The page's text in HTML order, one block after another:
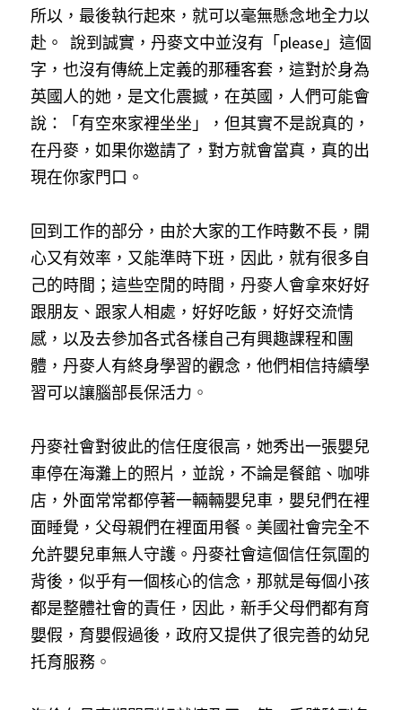
所以，最後執行起來，就可以毫無懸念地全力以
赴。
說到誠實，丹麥文中並沒有「please」這個
字，也沒有傳統上定義的那種客套，這對於身為
英國人的她，是文化震撼，在英國，人們可能會
說：「有空來家裡坐坐」，但其實不是說真的，
在丹麥，如果你邀請了，對方就會當真，真的出
現在你家門口。
回到工作的部分，由於大家的工作時數不長，開
心又有效率，又能準時下班，因此，就有很多自
己的時間；這些空閒的時間，丹麥人會拿來好好
跟朋友、跟家人相處，好好吃飯，好好交流情
感，以及去參加各式各樣自己有興趣課程和團
體，丹麥人有終身學習的觀念，他們相信持續學
習可以讓腦部長保活力 。
丹麥社會對彼此的信任度很高，她秀出一張嬰兒
車停在海灘上的照片，並說，不論是餐館、咖啡
店，外面常常都停著一輛輛嬰兒車，嬰兒們在裡
面睡覺，父母親們在裡面用餐。美國社會完全不
允許嬰兒車無人守護。丹麥社會這個信任氛圍的
背後，似乎有一個核心的信念，那就是每個小孩
都是整體社會的責任，因此，新手父母們都有育
嬰假，育嬰假過後，政府又提供了很完善的幼兒
托育服務 。